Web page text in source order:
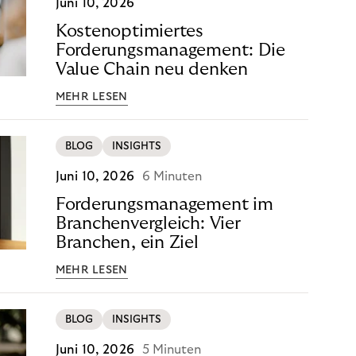
Juni 10, 2026
Kostenoptimiertes
Forderungsmanagement: Die
Value Chain neu denken
MEHR LESEN
BLOG INSIGHTS
Juni 10, 2026 6 Minuten
Forderungsmanagement im
Branchenvergleich: Vier
Branchen, ein Ziel
MEHR LESEN
BLOG INSIGHTS
Juni 10, 2026 5 Minuten